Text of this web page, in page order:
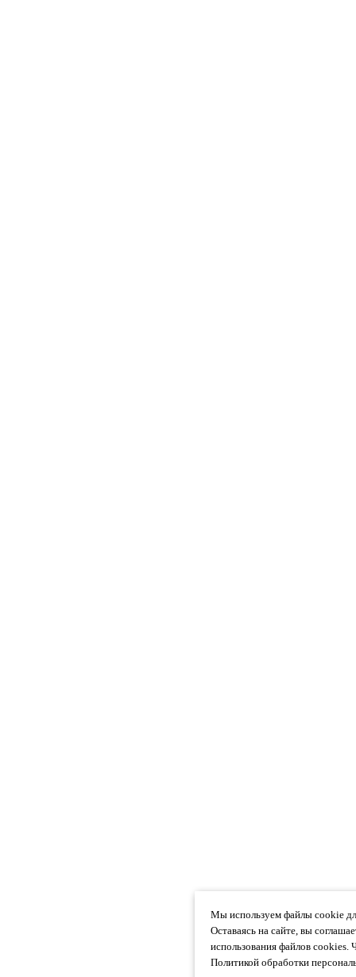
Мы используем файлы cookie
Оставаясь на сайте, вы
использования файлов cookies.
Политикой обработки